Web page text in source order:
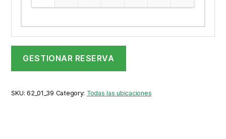
GESTIONAR RESERVA
SKU:62_01_39 Category: Todas las ubicaciones